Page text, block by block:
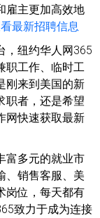
雇主更加高效地
最新招聘信息
，纽约华人网365
职工作、临时工
刚来到美国的新
职者，还是希望
网快速获取最新
富多元的就业市
、销售客服、美
岗位，每天都有
致力于成为连接